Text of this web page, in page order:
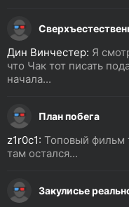
Дин Винчестер: Я
что Чак тот писать
начала...
План побега
z1r0c1: Топовый фильм
там остался...
Закулисье